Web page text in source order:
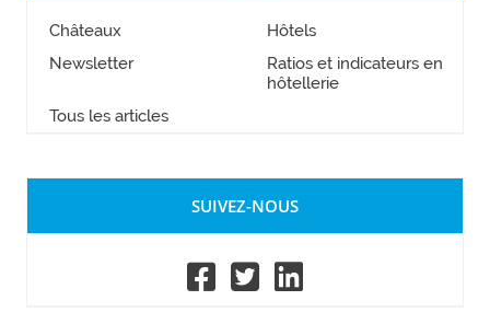
Châteaux
Hôtels
Newsletter
Ratios et indicateurs en
hôtellerie
Tous les articles
SUIVEZ-NOUS